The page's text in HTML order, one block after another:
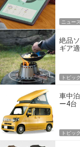
ニュース
絶品
ギア
トピッ
車中
ー4台
トピッ